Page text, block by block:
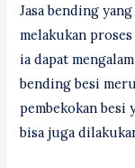
Jasa bending
melakukan
ia dapat
bending besi
pembekokan besi
bisa juga